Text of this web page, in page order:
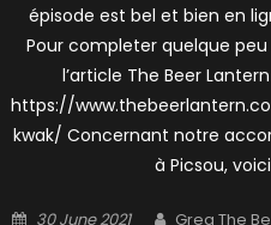
épisode est bel et bien en
Pour completer quelque
l’article The Beer
https://
kwak/ Concernant notre
à Picsou,
Posted
30 June 2021 Author
Greg The